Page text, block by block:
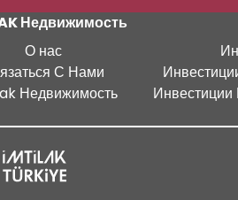
Недвижимость
О нас
С Нами
Недвижимость